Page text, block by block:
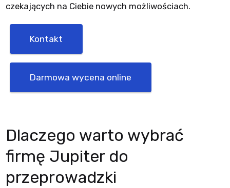
czekających na Ciebie nowych możliwościach.
Kontakt
Darmowa wycena online
Dlaczego warto wybrać
firmę Jupiter do
przeprowadzki